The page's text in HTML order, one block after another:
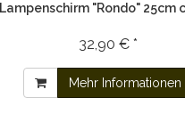
Lampenschirm "Rondo" 25cm
32,90 € *
Mehr Informationen